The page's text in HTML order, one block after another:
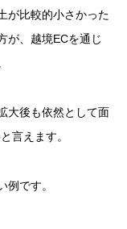
が比較的小さかった
が、越境ECを通じ
大後も依然として面
言えます。
です。